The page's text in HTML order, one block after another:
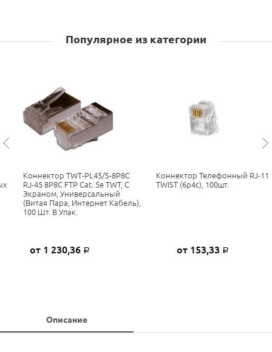
Популярное из категории
Коннектор TWT-PL45/S-8P8C
RJ-45 8P8C FTP Cat. 5e TWT, С
Экраном, Универсальный
(витая Пара, Интернет Кабель),
100 Шт. В Упак.
от 1 230,36 Р
Коннектор Телефонный RJ-11
TWIST (6p4c), 100шт.
от 153,33 Р
Описание